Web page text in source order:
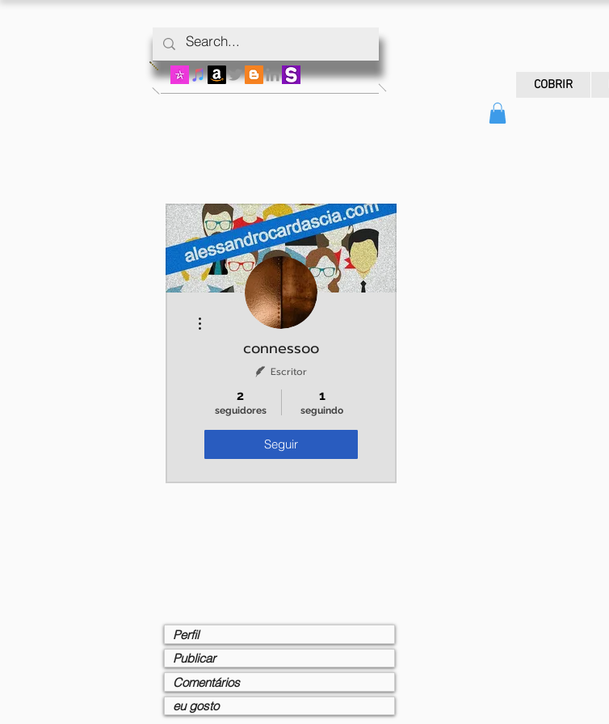
COBRIR
connessoo
Escritor
2
seguidores
1
seguindo
Seguir
Mais ações
Perfil
Publicar
Comentários
eu gosto